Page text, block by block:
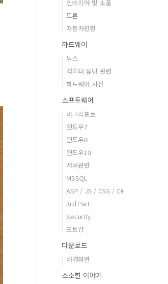
인테리어 및 소품
드론
자동차관련
하드웨어
뉴스
컴퓨터 튜닝 관련
하드웨어 사전
소프트웨어
버그리포트
윈도우7
윈도우8
윈도우10
서버관련
MSSQL
ASP / JS / CSS / C#
3rd Part
Security
포토샵
다운로드
배경화면
소소한 이야기